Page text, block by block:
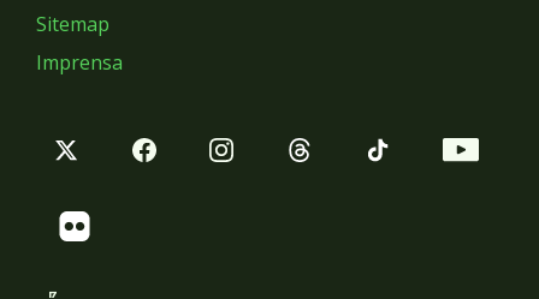
Sitemap
Imprensa